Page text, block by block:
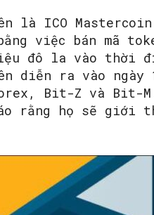
là ICO Mastercoin
việc bán mã
đô la vào thời
diễn ra vào ngày
Bit-Z và Bit-M.
rằng họ sẽ giới